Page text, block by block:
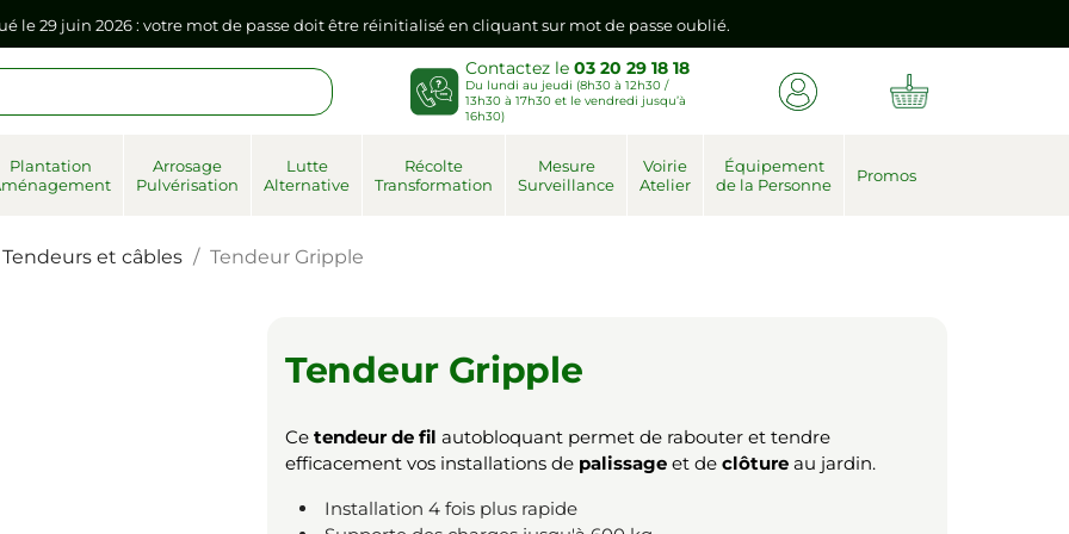
dans votre navigateur internet, il doit être réenregistré à la première connexion vers votre nouvel espace client.
le 29 juin 2026 : votre mot de passe doit être réinitialisé en cliquant sur mot de passe oublié.
dans votre navigateur internet, il doit être réenregistré à la première connexion vers votre nouvel espace client.
Contactez le03 20 29 18 18
Du lundi au jeudi (8h30 à 12h30 /
13h30 à 17h30 et le vendredi jusqu’à
16h30)
Plantation
Arrosage
Pulvérisation
Lutte
Alternative
Récolte
Transformation
Mesure
Surveillance
Voirie
Atelier
Équipement
de la Personne
Promos
Tendeurs et câbles Tendeur Gripple
Tendeur Gripple
Ce tendeur de fil autobloquant permet de rabouter et tendre
efficacement vos installations de palissage et de clôture au jardin.
Installation 4 fois plus rapide